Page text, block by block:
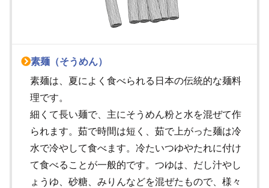
素麺（そうめん）
素麺は、夏によく食べられる日本の伝統的な麺料
理です。
細くて長い麺で、主にそうめん粉と水を混ぜて作
られます。茹で時間は短く、茹で上がった麺は冷
水で冷やして食べます。冷たいつゆやたれに付け
て食べることが一般的です。つゆは、だし汁やし
ょうゆ、砂糖、みりんなどを混ぜたもので、様々